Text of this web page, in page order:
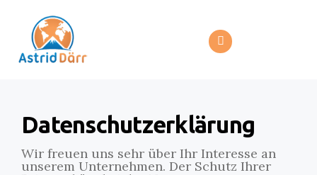
Datenschutzerklärung
Wir freuen uns sehr über Ihr Interesse an
unserem Unternehmen. Der Schutz Ihrer